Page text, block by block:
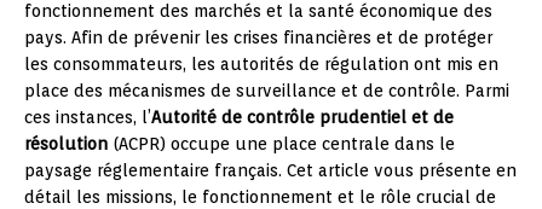
fonctionnement des marchés et la santé économique des
pays. Afin de prévenir les crises financières et de protéger
les consommateurs, les autorités de régulation ont mis en
place des mécanismes de surveillance et de contrôle. Parmi
ces instances, l’Autorité de contrôle prudentiel et de
résolution (ACPR) occupe une place centrale dans le
paysage réglementaire français. Cet article vous présente en
détail les missions, le fonctionnement et le rôle crucial de